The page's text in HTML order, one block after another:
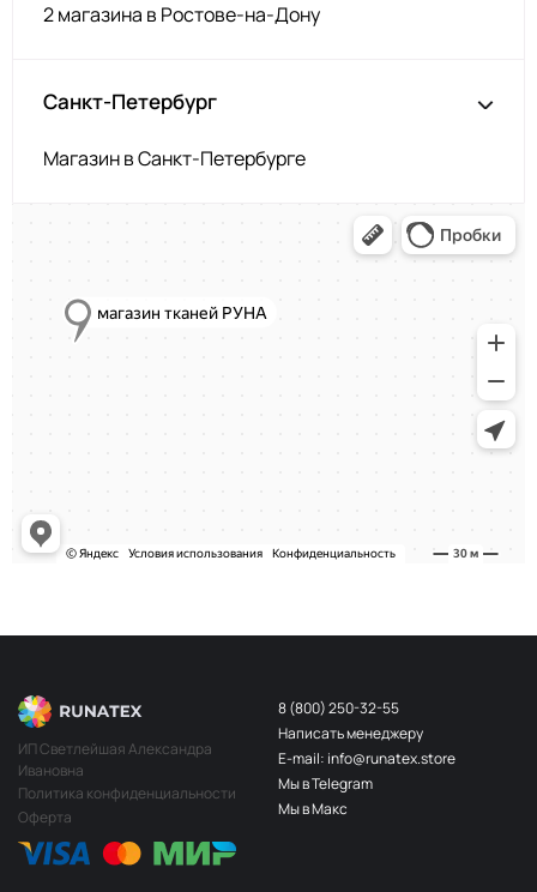
2 магазина в Ростове-на-Дону
Санкт-Петербург
Магазин в Санкт-Петербурге
ИП Светлейшая Александра
Ивановна
Политика конфиденциальности
Оферта
8 (800) 250-32-55
Написать менеджеру
E-mail: info@runatex.store
Мы в Telegram
Мы в Макс